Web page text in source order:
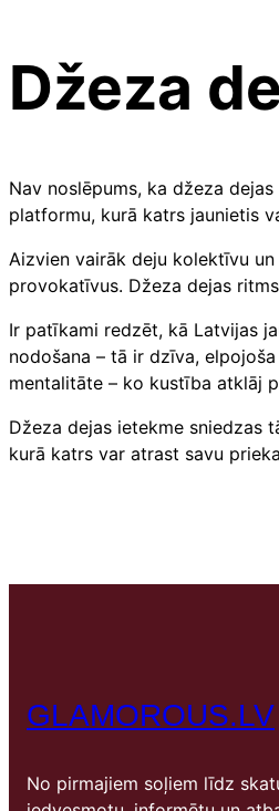
Džeza
Nav noslēpums, ka džeza
platformu, kurā katrs jaunietis
Aizvien vairāk deju kolektīvu
provokatīvus. Džeza dejas
Ir patīkami redzēt, kā Latvijas
nodošana – tā ir dzīva,
mentalitāte – ko kustība atklāj
Džeza dejas ietekme sniedzas
kurā katrs var atrast savu
GLAMOROUS.LV
No pirmajiem soļiem līdz